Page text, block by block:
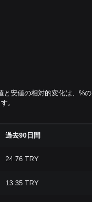
と安値の相対的変化は、%の
。
過去90日間
24.76 TRY
13.35 TRY